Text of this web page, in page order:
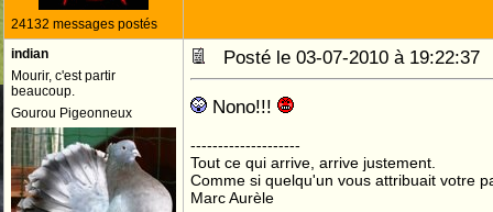
24132 messages postés
indian
Mourir, c'est partir
beaucoup.
Gourou Pigeonneux
Posté le 03-07-2010 à
Nono!!!
--------------------
Tout ce qui arrive, arrive justement.
Comme si quelqu'un vous attribuait votre
Marc Aurèle